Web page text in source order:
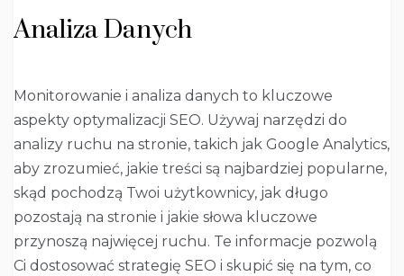
Analiza Danych
Monitorowanie i analiza danych to kluczowe
aspekty optymalizacji SEO. Używaj narzędzi do
analizy ruchu na stronie, takich jak Google Analytics,
aby zrozumieć, jakie treści są najbardziej popularne,
skąd pochodzą Twoi użytkownicy, jak długo
pozostają na stronie i jakie słowa kluczowe
przynoszą najwięcej ruchu. Te informacje pozwolą
Ci dostosować strategię SEO i skupić się na tym, co